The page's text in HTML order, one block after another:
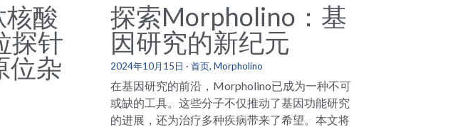
酸
探针
位杂
探索Morpholino：基
因研究的新纪元
2024年10月15日 ·首页, Morpholino
在基因研究的前沿，Morpholino已成为一种不可
或缺的工具。这些分子不仅推动了基因功能研究
的进展，还为治疗多种疾病带来了希望。本文将